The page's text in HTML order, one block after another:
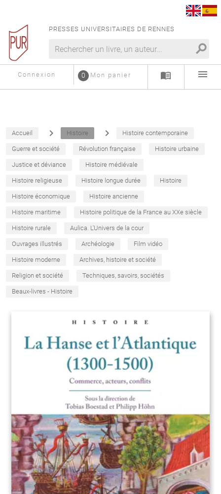
PRESSES UNIVERSITAIRES DE RENNES
search
Connexion Mon panier
0 menu_book menu
Accueil navigate_next Histoire navigate_next Histoire contemporaine
Guerre et société Révolution française Histoire urbaine
Justice et déviance Histoire médiévale
Histoire religieuse Histoire longue durée Histoire
Histoire économique Histoire ancienne
Histoire maritime Histoire politique de la France au XXe siècle
Histoire rurale Aulica. L'Univers de la cour
Ouvrages illustrés Archéologie Film vidéo
Histoire moderne Archives, histoire et société
Religion et société Techniques, savoirs, sociétés
Beaux-livres - Histoire